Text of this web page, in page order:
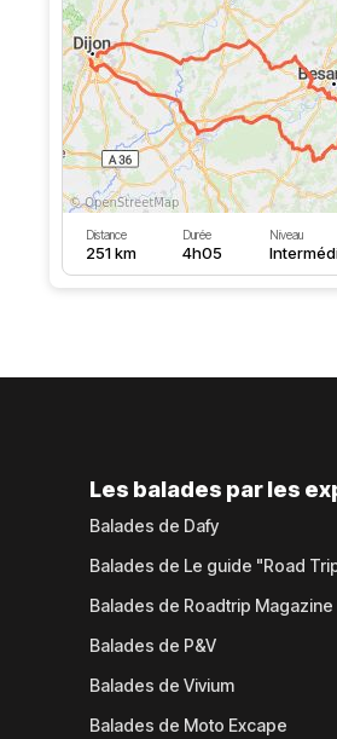
Distance
251 km
Durée
4h05
Niveau
Les balades par les
Balades de Dafy
Balades de Le guide "Road
Balades de Roadtrip Magazine
Balades de P&V
Balades de Vivium
Balades de Moto Excape